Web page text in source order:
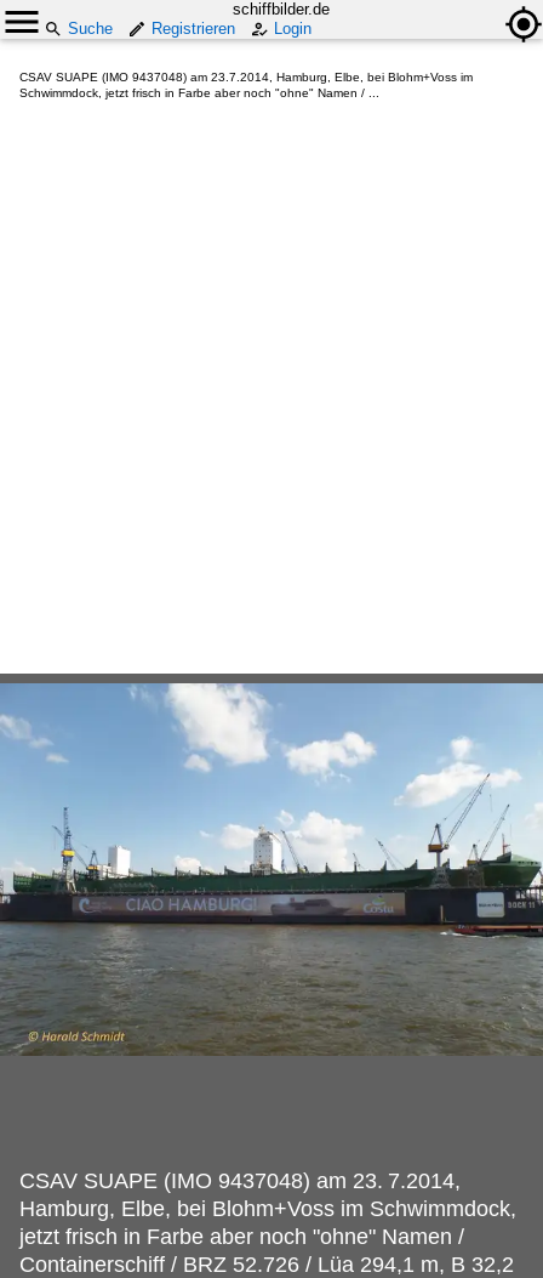
schiffbilder.de
Suche
Registrieren Login
CSAV SUAPE (IMO 9437048) am 23.7.2014, Hamburg, Elbe, bei Blohm+Voss im
Schwimmdock, jetzt frisch in Farbe aber noch "ohne" Namen / ...
CSAV SUAPE (IMO 9437048) am 23. 7.2014,
Hamburg, Elbe, bei Blohm+Voss im Schwimmdock,
jetzt frisch in Farbe aber noch "ohne" Namen /
Containerschiff / BRZ 52.726 / Lüa 294,1 m, B 32,2